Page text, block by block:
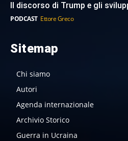
Il discorso di Trump e gli
PODCAST Ettore Greco
Sitemap
Chi siamo
Autori
Agenda internazionale
Archivio Storico
Guerra in Ucraina